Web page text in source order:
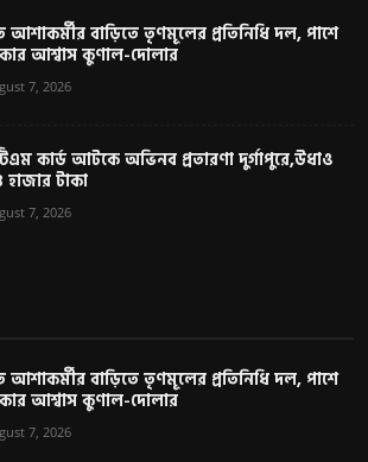
বাড়িতে তৃণমূলের প্রতিনিধি দল, পাশে
আশ্বাস কুণাল-দোলার
7, 2026
কার্ড আটকে অভিনব প্রতারণা দুর্গাপুরে,উধাও
হাজার টাকা
7, 2026
বাড়িতে তৃণমূলের প্রতিনিধি দল, পাশে
আশ্বাস কুণাল-দোলার
7, 2026